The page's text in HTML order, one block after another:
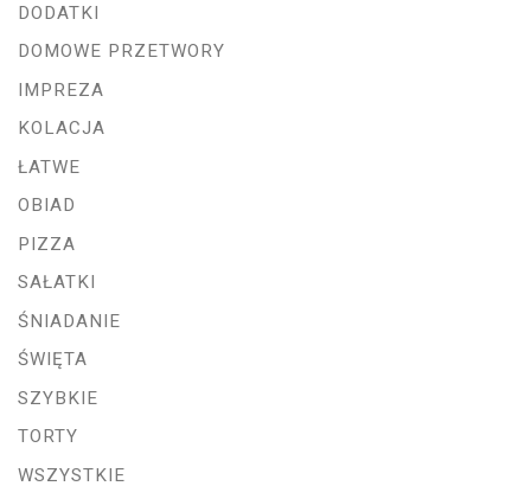
DODATKI
DOMOWE PRZETWORY
IMPREZA
KOLACJA
ŁATWE
OBIAD
PIZZA
SAŁATKI
ŚNIADANIE
ŚWIĘTA
SZYBKIE
TORTY
WSZYSTKIE